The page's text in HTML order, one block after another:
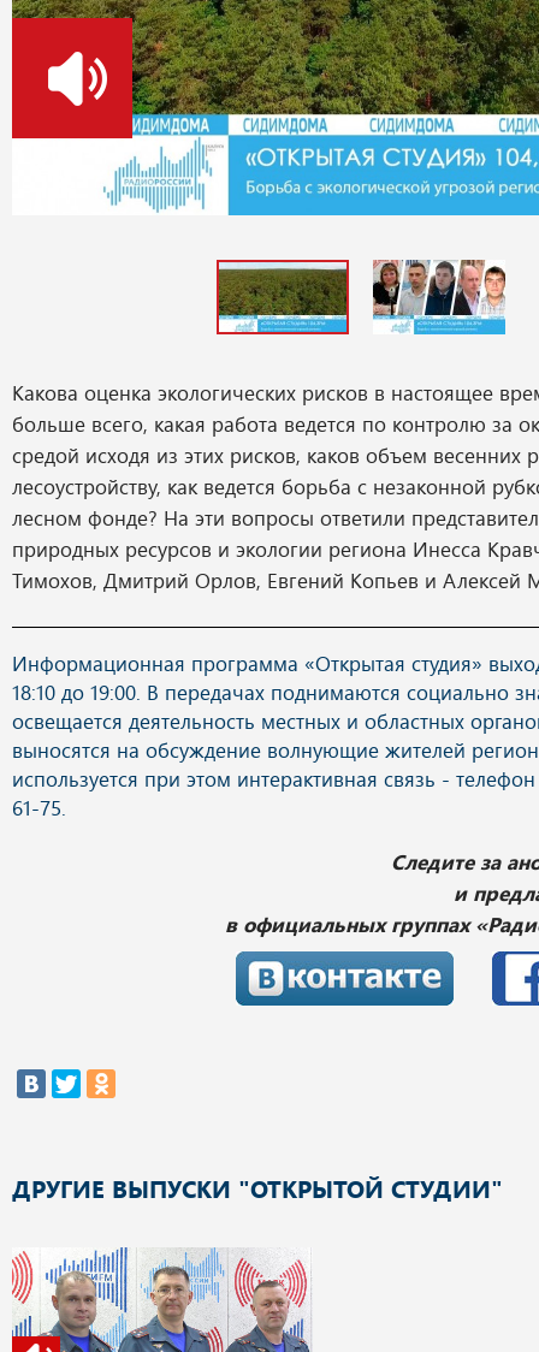
Какова оценка экологических рисков в настоящее
больше всего, какая работа ведется по контролю за
средой исходя из этих рисков, каков объем весенних
лесоустройству, как ведется борьба с незаконной
лесном фонде? На эти вопросы ответили
природных ресурсов и экологии региона Инесса
Тимохов, Дмитрий Орлов, Евгений Копьев и Алексей
Информационная программа «Открытая студия»
18:10 до 19:00. В передачах поднимаются социально
освещается деятельность местных и областных
выносятся на обсуждение волнующие жителей
используется при этом интерактивная связь -
61-75.
Следите за
и
в официальных группах
ДРУГИЕ ВЫПУСКИ "ОТКРЫТОЙ СТУДИИ"